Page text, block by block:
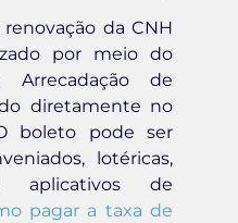
da CNH
por meio do
Arrecadação de
diretamente no
boleto pode ser
lotéricas,
aplicativos de
pagar a taxa de